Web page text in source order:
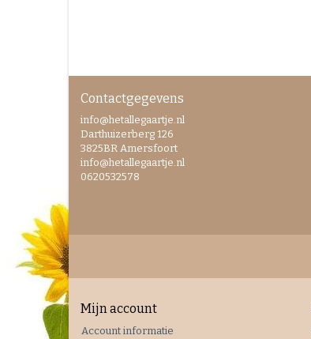
Contactgegevens
info@hetallegaartje.nl
Darthuizerberg 126
3825BR Amersfoort
info@hetallegaartje.nl
0620532578
Mijn account
Account informatie